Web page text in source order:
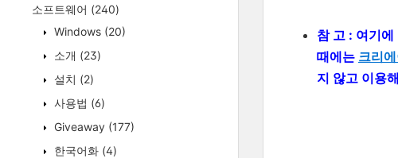
소프트웨어 (240)
Windows (20)
소개 (23)
설치 (2)
사용법 (6)
Giveaway (177)
한국어화 (4)
참 고 : 여기
때에는 크리
지 않고 이용